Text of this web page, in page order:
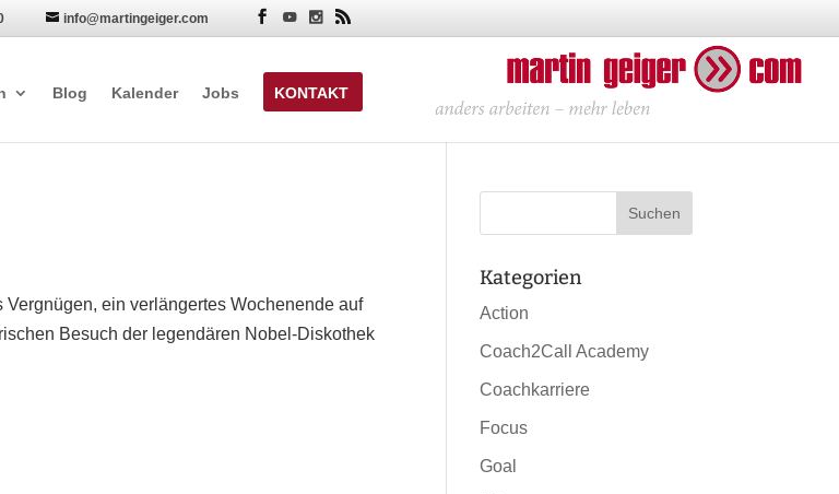
info@martingeiger.com  
Blog Kalender Jobs KONTAKT
ein verlängertes Wochenende auf
Besuch der legendären Nobel-Diskothek
Kategorien
Action
Coach2Call Academy
Coachkarriere
Focus
Goal